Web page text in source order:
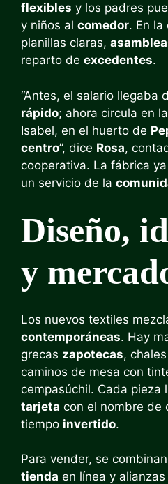
flexibles y los padres
y niños al comedor. En la
planillas claras,
reparto de excedentes.
“Antes, el salario llegaba
rápido; ahora circula en la
Isabel, en el huerto de
centro”, dice Rosa,
cooperativa. La fábrica
un servicio de la
Diseño,
y
Los nuevos textiles
contemporáneas. Hay
grecas zapotecas,
caminos de mesa con
cempasúchil. Cada pieza
tarjeta con el nombre de
tiempo invertido.
Para vender, se
tienda en línea y